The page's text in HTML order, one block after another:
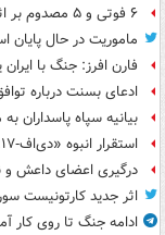
۶ فوتی و ۵ مصدوم بر اثر تصادف زنجیره‌ای
ماموریت در حال پایان
فارن افرز: جنگ با
ادعای بسنت درباره
بیانیه سپاه پاسداران
استقرار انبوه «دی‌اف‑۱۷» و پایان عصر پدافند آمریکا +عکس
درگیری اعضای داعش و
اثر جدید کارتونیست
ادامه جنگ تا روی کار